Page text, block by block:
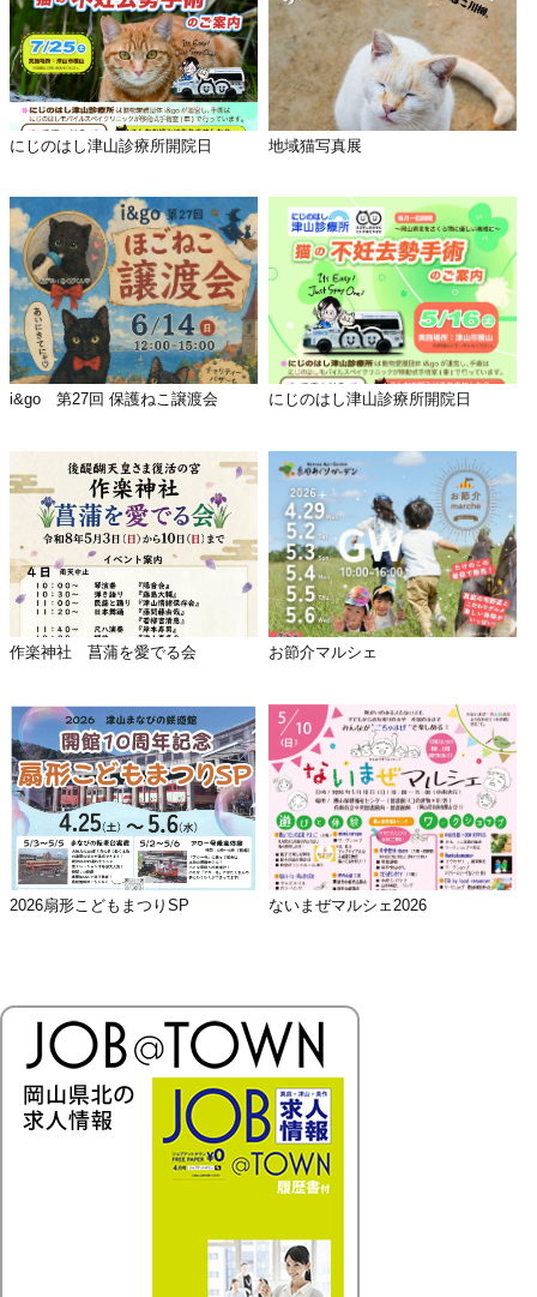
にじのはし津山診療所開院日 地域猫写真展
i&go 第27回 保護ねこ譲渡会 にじのはし津山診療所開院日
作楽神社 菖蒲を愛でる会 お節介マルシェ
2026扇形こどもまつりSP ないまぜマルシェ2026